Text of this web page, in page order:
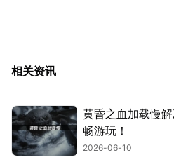
相关资讯
黄昏之血加载慢
畅游玩！
2026-06-10